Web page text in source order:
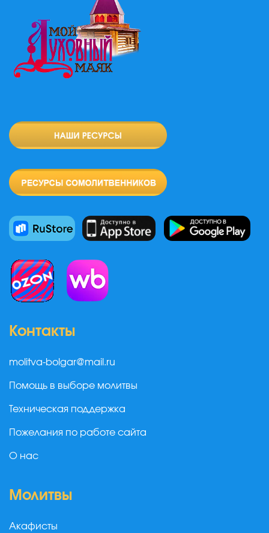
Контакты
molitva-bolgar@mail.ru
Помощь в выборе молитвы
Техническая поддержка
Пожелания по работе сайта
О нас
Молитвы
Акафисты